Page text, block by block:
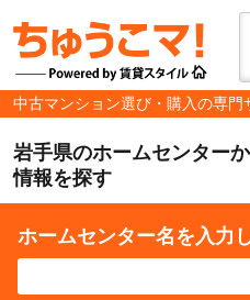
中古マンション選び・購入の専門
岩手県のホームセンター
情報を探す
ホームセンター名を入力